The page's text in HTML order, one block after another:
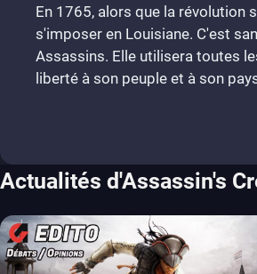
En 1765, alors que la révolution
s'imposer en Louisiane. C'est
Assassins. Elle utilisera toutes
liberté à son peuple et à son
Actualités d'Assassin's